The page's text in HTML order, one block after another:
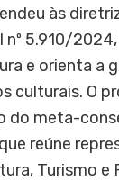
às
nº 5.910/
e orienta a
culturais. O
do meta-
reúne
Turismo e